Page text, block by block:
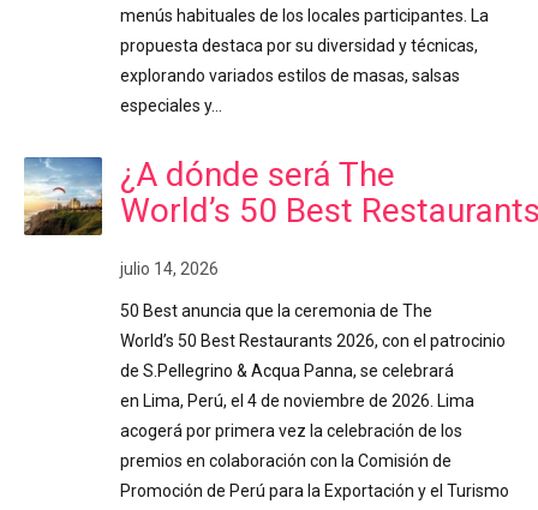
menús habituales de los locales participantes. La
propuesta destaca por su diversidad y técnicas,
explorando variados estilos de masas, salsas
especiales y…
¿A dónde será The
World’s 50 Best
julio 14, 2026
50 Best anuncia que la ceremonia de The
World’s 50 Best Restaurants 2026, con el patrocinio
de S.Pellegrino & Acqua Panna, se celebrará
en Lima, Perú, el 4 de noviembre de 2026. Lima
acogerá por primera vez la celebración de los
premios en colaboración con la Comisión de
Promoción de Perú para la Exportación y el Turismo